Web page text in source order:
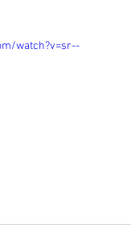
watch?v=sr--